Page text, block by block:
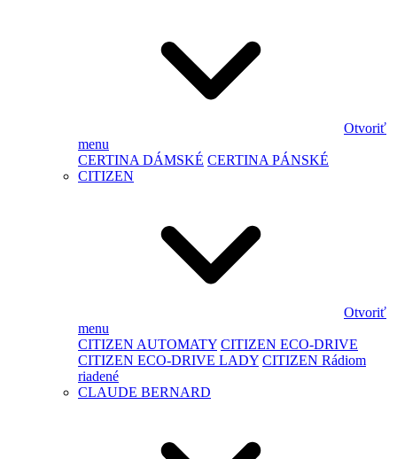
Otvoriť
menu
CERTINA DÁMSKÉ CERTINA PÁNSKÉ
CITIZEN
Otvoriť
menu
CITIZEN AUTOMATY CITIZEN ECO-DRIVE
CITIZEN ECO-DRIVE LADY CITIZEN Rádiom
riadené
CLAUDE BERNARD